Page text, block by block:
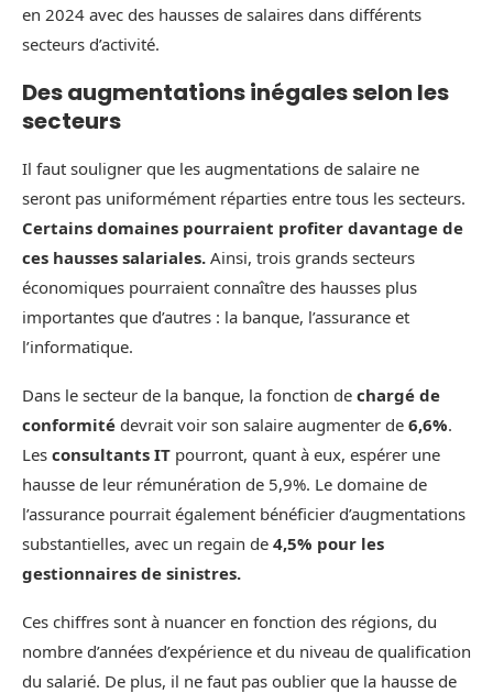
en 2024 avec des hausses de salaires dans différents
secteurs d’activité.
Des augmentations inégales selon les
secteurs
Il faut souligner que les augmentations de salaire ne
seront pas uniformément réparties entre tous les secteurs.
Certains domaines pourraient profiter davantage de
ces hausses salariales. Ainsi, trois grands secteurs
économiques pourraient connaître des hausses plus
importantes que d’autres : la banque, l’assurance et
l’informatique.
Dans le secteur de la banque, la fonction de chargé de
conformité devrait voir son salaire augmenter de 6,6%.
Les consultants IT pourront, quant à eux, espérer une
hausse de leur rémunération de 5,9%. Le domaine de
l’assurance pourrait également bénéficier d’augmentations
substantielles, avec un regain de 4,5% pour les
gestionnaires de sinistres.
Ces chiffres sont à nuancer en fonction des régions, du
nombre d’années d’expérience et du niveau de qualification
du salarié. De plus, il ne faut pas oublier que la hausse de